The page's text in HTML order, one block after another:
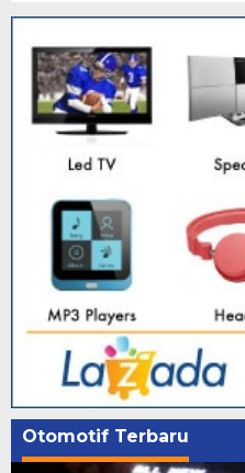
Otomotif Terbaru